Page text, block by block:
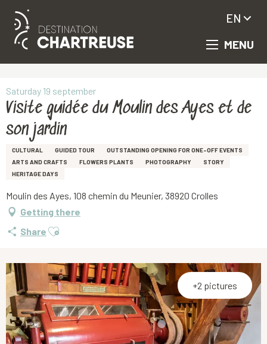
Aller
principal
MENU
EN
Saturday 19 september
Visite guidée du Moulin des Ayes et de
son jardin
CULTURAL GUIDED TOUR
OUTSTANDING OPENING FOR ONE-OFF EVENTS
ARTS AND CRAFTS
FLOWERS PLANTS PHOTOGRAPHY
STORY
HERITAGE DAYS
Moulin des Ayes, 108 chemin du Meunier, 38920 Crolles
Getting there
Share Ajouter aux favoris
+2 pictures